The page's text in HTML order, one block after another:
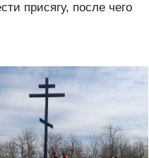
присягу, после чего